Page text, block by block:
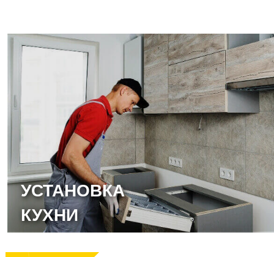
УСТАНОВКА
КУХНИ